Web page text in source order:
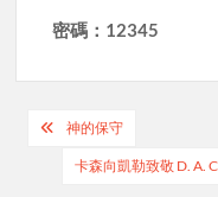
密碼： 12345
Post
navigation
神的保守
卡森向凱勒致敬 D. A.